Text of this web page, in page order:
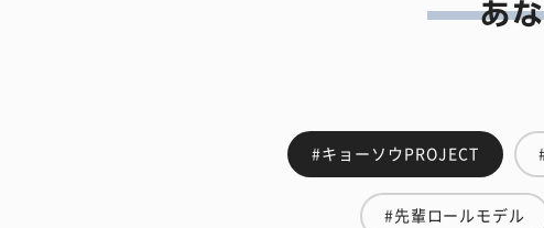
#キョーソウPROJECT
#先輩ロールモデル